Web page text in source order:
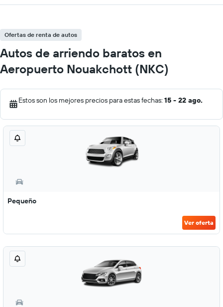
Ofertas de renta de autos
Autos de arriendo baratos en
Aeropuerto Nouakchott (NKC)
Estos son los mejores precios para estas fechas: 15 - 22 ago.
Pequeño
Ver oferta